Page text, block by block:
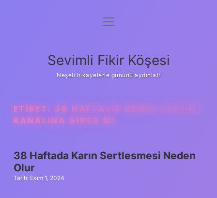
Anasayfa
Yasal Uyarı
menüyü
Sevimli Fikir Köşesi
Neşeli hikayelerle gününü aydınlat!
ETIKET: 38 HAFTALIK BEBEK DOĞUM
KANALINA GIRER MI
38 Haftada Karın Sertlesmesi Neden
Olur
Tarih: Ekim 1, 2024